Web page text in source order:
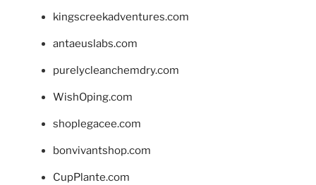
kingscreekadventures.com
antaeuslabs.com
purelycleanchemdry.com
WishOping.com
shoplegacee.com
bonvivantshop.com
CupPlante.com